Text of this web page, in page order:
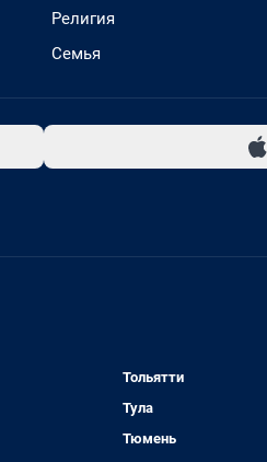
Религия
Семья
Тольятти
Тула
Тюмень